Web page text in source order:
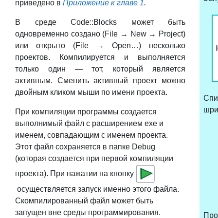
приведено в Приложение к главе 1.
В среде Code::Blocks может быть
одновременно создано (File → New → Project)
или открыто (File → Open…) несколько
проектов. Компилируется и выполняется
только один — тот, который является
активным. Сменить активный проект можно
двойным кликом мыши по имени проекта.
При компиляции программы создается
выполнимый файл с расширением exe и
именем, совпадающим с именем проекта.
Этот файл сохраняется в папке Debug
(которая создается при первой компиляции
проекта). При нажатии на кнопку
осуществляется запуск именно этого файла.
Скомпилированный файл может быть
запущен вне среды программирования.